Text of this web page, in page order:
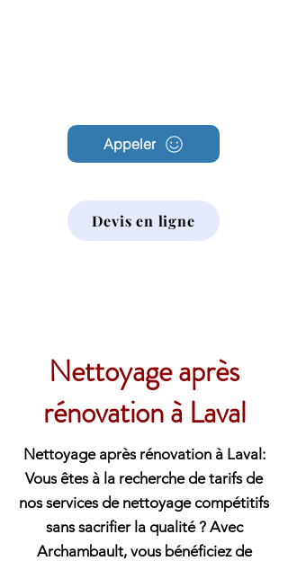
Appeler
Devis en ligne
Nettoyage après
rénovation à Laval
Nettoyage après rénovation à Laval:
Vous êtes à la recherche de tarifs de
nos services de nettoyage compétitifs
sans sacrifier la qualité ? Avec
Archambault, vous bénéficiez de